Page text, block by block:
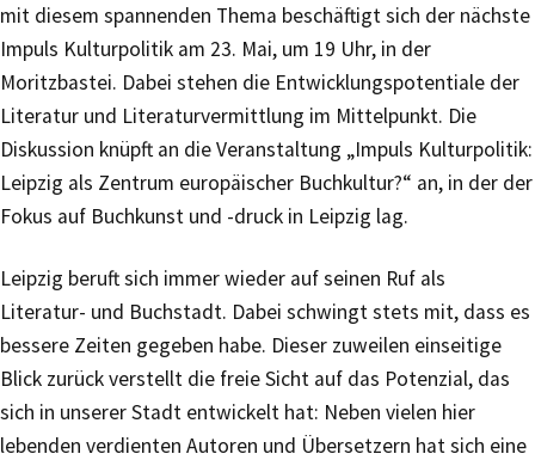
mit diesem spannenden Thema beschäftigt sich der nächste
Impuls Kulturpolitik am 23. Mai, um 19 Uhr, in der
Moritzbastei. Dabei stehen die Entwicklungspotentiale der
Literatur und Literaturvermittlung im Mittelpunkt. Die
Diskussion knüpft an die Veranstaltung „Impuls Kulturpolitik:
Leipzig als Zentrum europäischer Buchkultur?“ an, in der der
Fokus auf Buchkunst und -druck in Leipzig lag.
Leipzig beruft sich immer wieder auf seinen Ruf als
Literatur- und Buchstadt. Dabei schwingt stets mit, dass es
bessere Zeiten gegeben habe. Dieser zuweilen einseitige
Blick zurück verstellt die freie Sicht auf das Potenzial, das
sich in unserer Stadt entwickelt hat: Neben vielen hier
lebenden verdienten Autoren und Übersetzern hat sich eine